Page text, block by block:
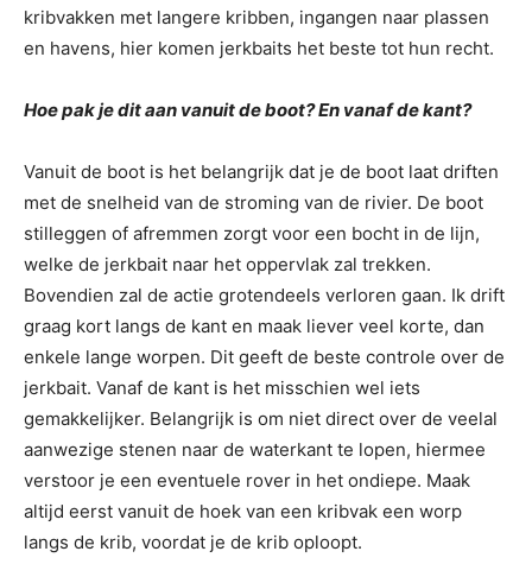
kribvakken met langere kribben, ingangen naar plassen
en havens, hier komen jerkbaits het beste tot hun recht.
Hoe pak je dit aan vanuit de boot? En vanaf de kant?
Vanuit de boot is het belangrijk dat je de boot laat driften
met de snelheid van de stroming van de rivier. De boot
stilleggen of afremmen zorgt voor een bocht in de lijn,
welke de jerkbait naar het oppervlak zal trekken.
Bovendien zal de actie grotendeels verloren gaan. Ik drift
graag kort langs de kant en maak liever veel korte, dan
enkele lange worpen. Dit geeft de beste controle over de
jerkbait. Vanaf de kant is het misschien wel iets
gemakkelijker. Belangrijk is om niet direct over de veelal
aanwezige stenen naar de waterkant te lopen, hiermee
verstoor je een eventuele rover in het ondiepe. Maak
altijd eerst vanuit de hoek van een kribvak een worp
langs de krib, voordat je de krib oploopt.